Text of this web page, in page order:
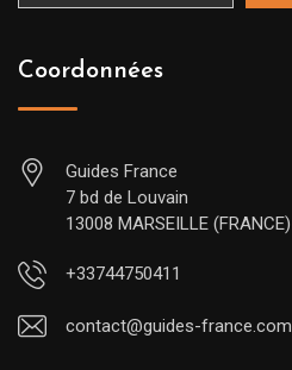
Coordonnées
Guides France
7 bd de Louvain
13008 MARSEILLE (FRANCE)
+33744750411
contact@guides-france.com